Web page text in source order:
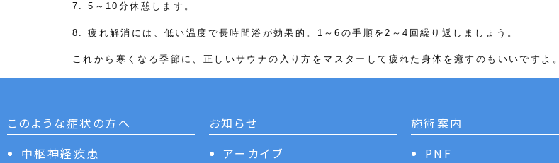
7. 5～10分休憩します。
8. 疲れ解消には、低い温度で長時間浴が効果的。1～6の手順を2～4回繰り返しましょう。
これから寒くなる季節に、正しいサウナの入り方をマスターして疲れた身体を癒すのもいいですよ。
このような症状の方へ
中枢神経疾患
お知らせ
アーカイブ
施術案内
PNF